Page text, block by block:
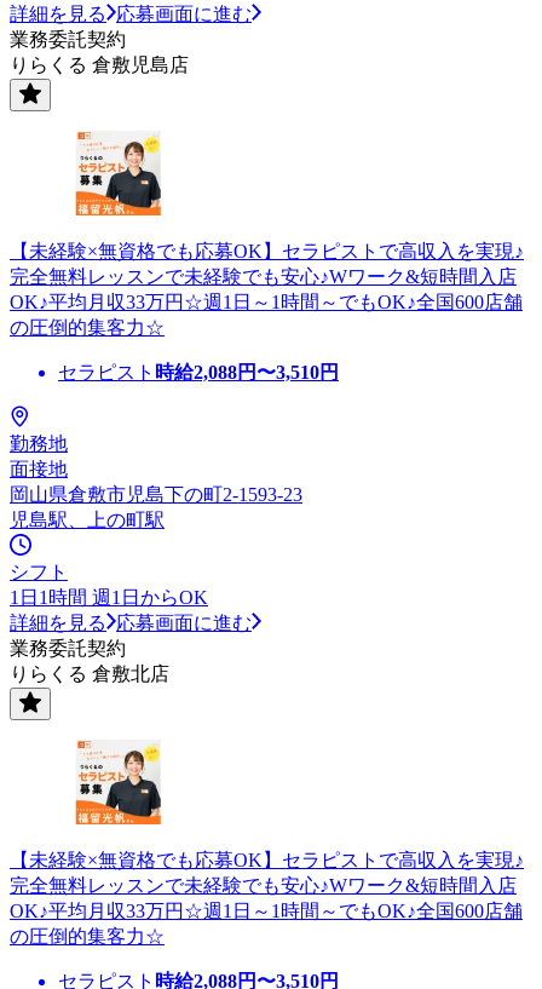
詳細を見る
応募画面に進む
業務委託契約
りらくる 倉敷児島店
【未経験×無資格でも応募OK】セラピストで高収入を実現♪
完全無料レッスンで未経験でも安心♪Wワーク&短時間入店
OK♪平均月収33万円☆週1日～1時間～でもOK♪全国600店舗
の圧倒的集客力☆
セラピスト 時給2,088円〜3,510円
勤務地
面接地
岡山県倉敷市児島下の町2-1593-23
児島駅、上の町駅
シフト
1日1時間 週1日からOK
詳細を見る
応募画面に進む
業務委託契約
りらくる 倉敷北店
【未経験×無資格でも応募OK】セラピストで高収入を実現♪
完全無料レッスンで未経験でも安心♪Wワーク&短時間入店
OK♪平均月収33万円☆週1日～1時間～でもOK♪全国600店舗
の圧倒的集客力☆
セラピスト 時給2,088円〜3,510円